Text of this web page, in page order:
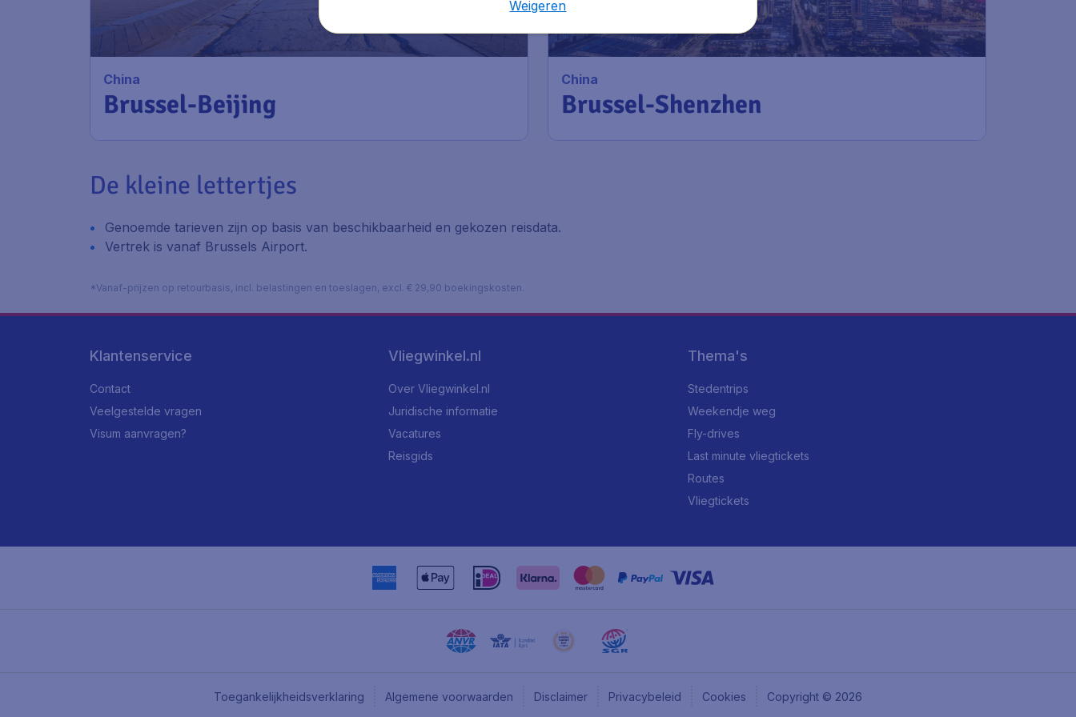
China
Brussel-Beijing
China
Brussel-Shenzhen
De kleine lettertjes
Genoemde tarieven zijn op basis van beschikbaarheid en gekozen reisdata.
Vertrek is vanaf Brussels Airport.
*Vanaf-prijzen op retourbasis, incl. belastingen en toeslagen, excl. € 29,90 boekingskosten.
Klantenservice
Contact
Veelgestelde vragen
Visum aanvragen?
Vliegwinkel.nl
Over Vliegwinkel.nl
Juridische informatie
Vacatures
Reisgids
Thema's
Stedentrips
Weekendje weg
Fly-drives
Last minute vliegtickets
Routes
Vliegtickets
Toegankelijkheidsverklaring Algemene voorwaarden Disclaimer Privacybeleid Cookies Copyright © 2026
Weigeren